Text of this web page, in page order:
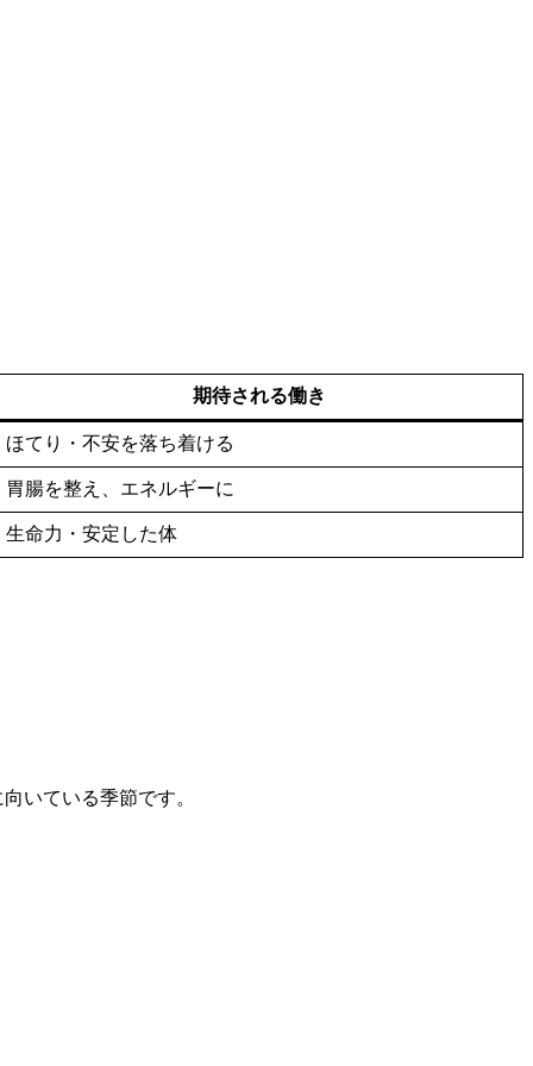
期待される働き
ほてり・不安を落ち着ける
胃腸を整え、エネルギーに
生命力・安定した体
いている季節です。